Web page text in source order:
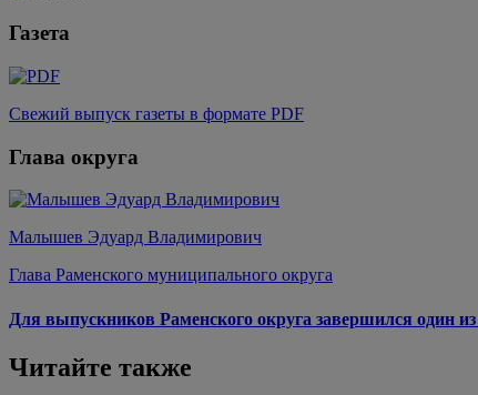
Газета
Свежий выпуск газеты в формате PDF
Глава округа
Малышев Эдуард Владимирович
Глава Раменского муниципального округа
Для выпускников Раменского округа завершился один
Читайте также